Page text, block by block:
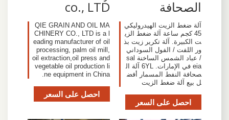
الصحافة
آلة ضغط الزيت الهيدروليكي
45 كجم ساعة آلة ضغط الزي
ت الكبيرة. آلة تكرير زيت بذ
ور اللفت / الفول السوداني
/ عباد الشمس الساخنة sal
eia في الإمارات. 6YL آلة ال
صحافة النفط المسمار أفض
ل بيع آلة ضغط الزيت
احصل على السعر
co., LTD
QIE GRAIN AND OIL MA
CHINERY CO., LTD is a l
eading manufacturer of oil
processing, palm oil mill,
oil extraction,oil press and
vegetable oil production li
ne equipment in China.
احصل على السعر